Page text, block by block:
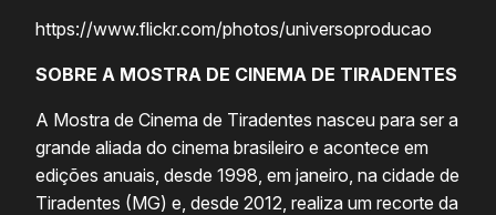
https://www.flickr.com/photos/universoproducao
SOBRE A MOSTRA DE CINEMA DE TIRADENTES
A Mostra de Cinema de Tiradentes nasceu para ser a
grande aliada do cinema brasileiro e acontece em
edições anuais, desde 1998, em janeiro, na cidade de
Tiradentes (MG) e, desde 2012, realiza um recorte da